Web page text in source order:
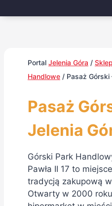
Portal Jelenia Góra /
Handlowe / Pasaż Górski
Pasaż
Jelenia
Górski Park
Pawła II 17 to
tradycją zakupową
Otwarty w 2000